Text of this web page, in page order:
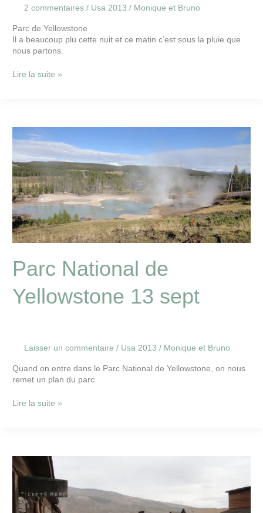
2 commentaires / Usa 2013 / Monique et Bruno
Parc de Yellowstone
Il a beaucoup plu cette nuit et ce matin c’est sous la pluie que
nous partons.
Lire la suite »
Parc National de
Yellowstone 13 sept
Laisser un commentaire / Usa 2013 / Monique et Bruno
Quand on entre dans le Parc National de Yellowstone, on nous
remet un plan du parc
Parc
National
de
Yellowstone
13
sept
Lire la suite »
Cody
visite
12
sept